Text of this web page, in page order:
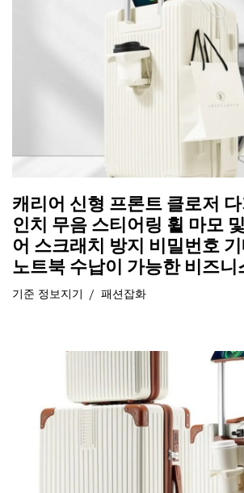
캐리어 신형 프론트 클로저
인치 무음 스티어링 휠 마모
어 스크래치 방지 비밀번호
노트북 수납이 가능한 비즈니
기준 정보지기 패션잡화